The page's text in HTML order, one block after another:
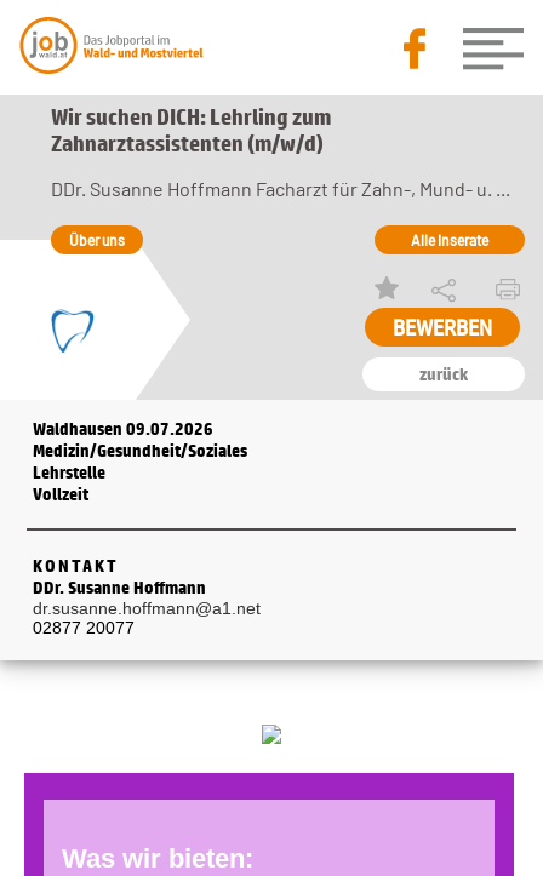
Wir suchen DICH: Lehrling zum
Zahnarztassistenten (m/w/d)
zurück
DDr. Susanne Hoffmann Facharzt für Zahn-, Mund- u. ...
Über uns Alle Inserate
BEWERBEN
Waldhausen 09.07.2026
Medizin/Gesundheit/Soziales
Lehrstelle
Vollzeit
KONTAKT
DDr. Susanne Hoffmann
dr.susanne.hoffmann@a1.net
02877 20077
Was wir bieten: